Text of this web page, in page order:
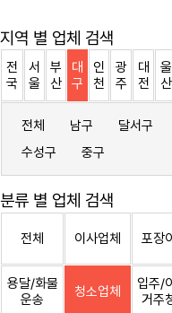
지역 별 업체 검색
전
국
서
울
부
산
대
구
인
천
광
주
대
전
울
산
전체 남구 달서구
수성구
중구
분류 별 업체 검색
전체 이사업체 포장
용달/화물
운송
청소업체
입주/
거주